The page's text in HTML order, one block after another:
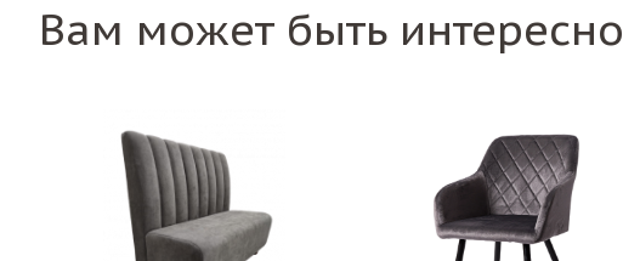
Вам может быть интересно